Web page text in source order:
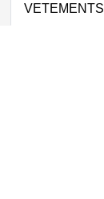
VETEMENTS